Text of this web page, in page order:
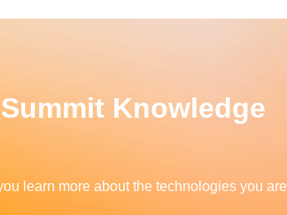
Knowledge
learn more about the technologies you are